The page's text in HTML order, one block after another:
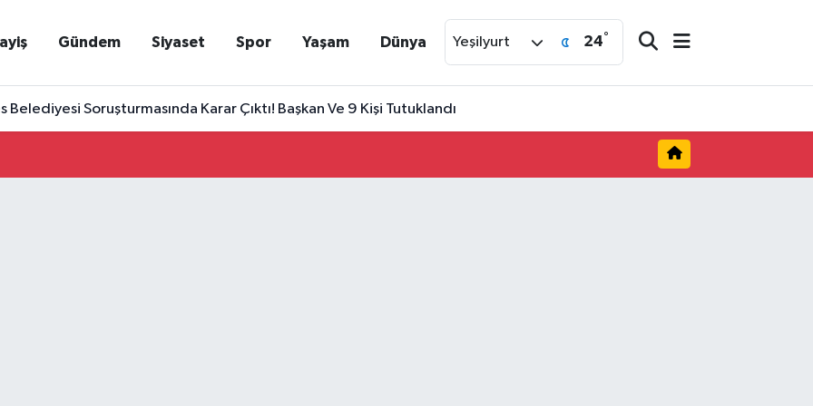
Gündem Siyaset Spor Yaşam Dünya Yeşilyurt 24°
Soruşturmasında Karar Çıktı! Başkan Ve 9 Kişi Tutuklandı